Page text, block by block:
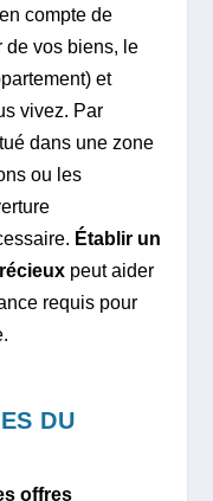
compte de
de vos biens, le
et
vivez. Par
dans une zone
ou les
Établir un
peut aider
requis pour
DU
offres